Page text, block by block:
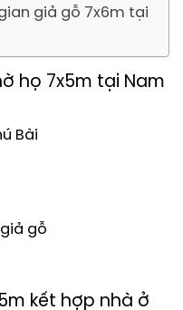
giả gỗ 7x6m tại
họ 7x5m tại Nam
Bài
gỗ
kết hợp nhà ở